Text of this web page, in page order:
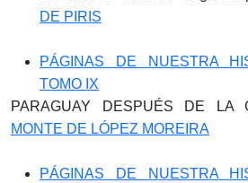
DE PIRIS
PÁGINAS DE NUESTRA
TOMO IX
PARAGUAY DESPUÉS DE LA
MONTE DE LÓPEZ MOREIRA
PÁGINAS DE NUESTRA